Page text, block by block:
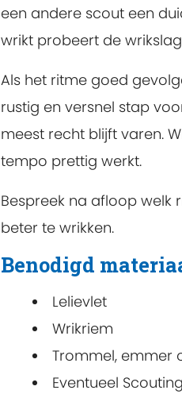
een andere scout een
wrikt probeert de
Als het ritme goed
rustig en versnel stap
meest recht blijft varen.
tempo prettig werkt.
Bespreek na afloop welk
beter te wrikken.
Benodigd
Lelievlet
Wrikriem
Trommel, emmer
Eventueel